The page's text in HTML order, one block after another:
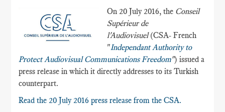
On 20 July 2016, the Conseil
Supérieur de
l'Audiovisuel(CSA- French
"Independant Authority to
Protect Audiovisual Communications Freedom") issued a
press release in which it directly addresses to its Turkish
counterpart.
Read the 20 July 2016 press release from the CSA.